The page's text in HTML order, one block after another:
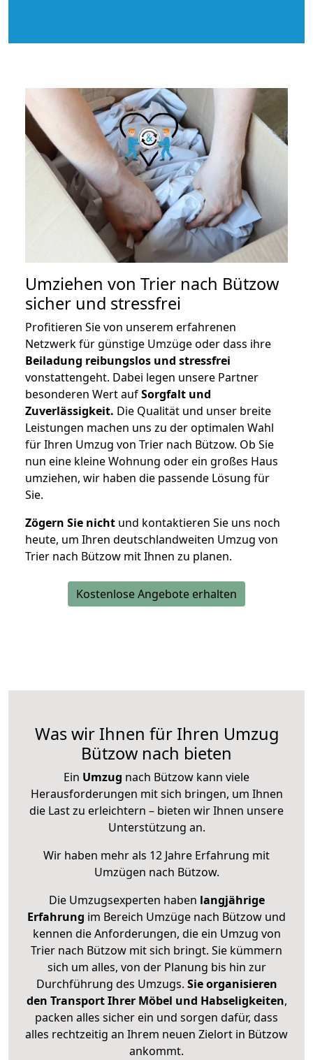
Umziehen von Trier nach Bützow
sicher und stressfrei
Profitieren Sie von unserem erfahrenen
Netzwerk für günstige Umzüge oder dass ihre
Beiladung reibungslos und stressfrei
vonstattengeht. Dabei legen unsere Partner
besonderen Wert aufSorgfalt und
Zuverlässigkeit. Die Qualität und unser breite
Leistungen machen uns zu der optimalen Wahl
für Ihren Umzug von Trier nach Bützow. Ob Sie
nun eine kleine Wohnung oder ein großes Haus
umziehen, wir haben die passende Lösung für
Sie.
Zögern Sie nicht und kontaktieren Sie uns noch
heute, um Ihren deutschlandweiten Umzug von
Trier nach Bützow mit Ihnen zu planen.
Kostenlose Angebote erhalten
Was wir Ihnen für Ihren Umzug
Bützow nach bieten
Ein Umzug nach Bützow kann viele
Herausforderungen mit sich bringen, um Ihnen
die Last zu erleichtern – bieten wir Ihnen unsere
Unterstützung an.
Wir haben mehr als 12 Jahre Erfahrung mit
Umzügen nach Bützow.
Die Umzugsexperten haben langjährige
Erfahrung im Bereich Umzüge nach Bützow und
kennen die Anforderungen, die ein Umzug von
Trier nach Bützow mit sich bringt. Sie kümmern
sich um alles, von der Planung bis hin zur
Durchführung des Umzugs. Sie organisieren
den Transport Ihrer Möbel und Habseligkeiten,
packen alles sicher ein und sorgen dafür, dass
alles rechtzeitig an Ihrem neuen Zielort in Bützow
ankommt.